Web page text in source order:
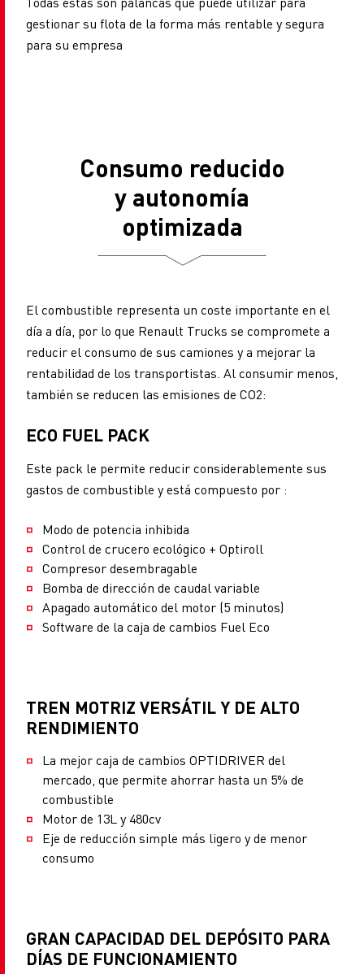
gestionar su flota de la forma más rentable y segura
para su empresa
Consumo reducido
y autonomía
optimizada
El combustible representa un coste importante en el
día a día, por lo que Renault Trucks se compromete a
reducir el consumo de sus camiones y a mejorar la
rentabilidad de los transportistas. Al consumir menos,
también se reducen las emisiones de CO2:
ECO FUEL PACK
Este pack le permite reducir considerablemente sus
gastos de combustible y está compuesto por :
Modo de potencia inhibida
Control de crucero ecológico + Optiroll
Compresor desembragable
Bomba de dirección de caudal variable
Apagado automático del motor (5 minutos)
Software de la caja de cambios Fuel Eco
TREN MOTRIZ VERSÁTIL Y DE ALTO
RENDIMIENTO
La mejor caja de cambios OPTIDRIVER del
mercado, que permite ahorrar hasta un 5% de
combustible
Motor de 13L y 480cv
Eje de reducción simple más ligero y de menor
consumo
GRAN CAPACIDAD DEL DEPÓSITO PARA
DÍAS DE FUNCIONAMIENTO